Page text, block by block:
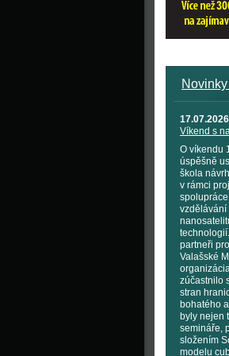
17.07.2026
Víkend s
O víkendu
úspěšně
škola
v rámci
vzdělávání
partneři
Valašské
zúčastnilo
stran
bohatého
byly nejen
semináře,
složením
modelu